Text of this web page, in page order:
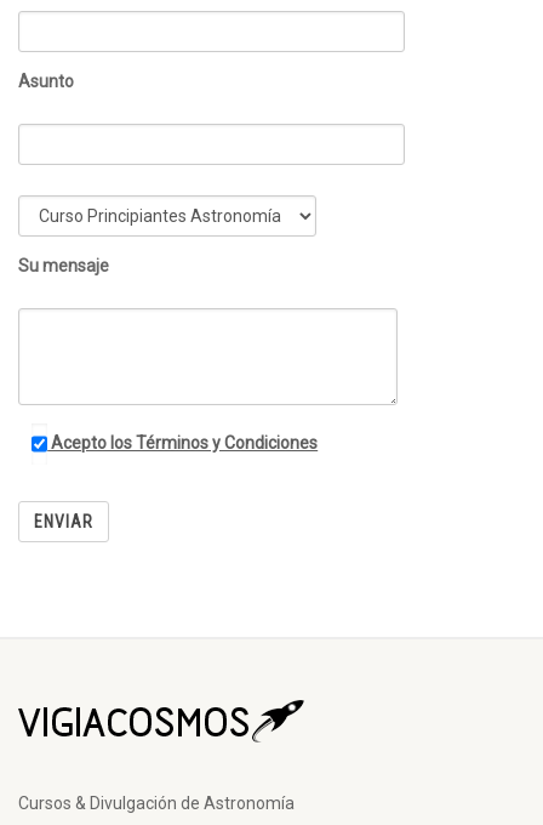
Asunto
Su mensaje
Acepto los Términos y Condiciones
Cursos & Divulgación de Astronomía